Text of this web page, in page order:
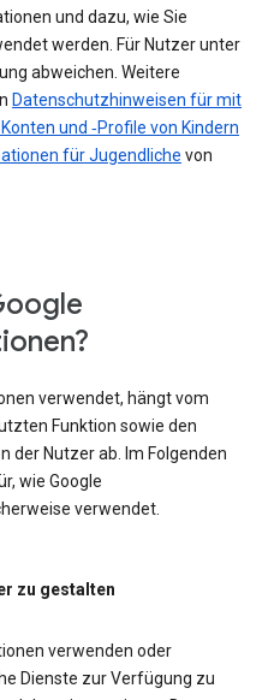
und dazu, wie Sie
werden. Für Nutzer unter
abweichen. Weitere
Datenschutzhinweisen für mit
und ‑Profile von Kindern
für Jugendliche von
verwendet, hängt vom
Funktion sowie den
der Nutzer ab. Im Folgenden
wie Google
verwendet.
zu gestalten
verwenden oder
Dienste zur Verfügung zu